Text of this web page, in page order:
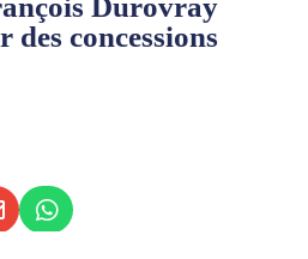
Durovray
des concessions
